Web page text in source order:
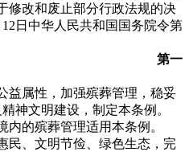
修改和废止部分行政法规的决
日中华人民共和国国务院令第
第一
属性，加强殡葬管理，稳妥
神文明建设，制定本条例。
的殡葬管理适用本条例。
、文明节俭、绿色生态，完